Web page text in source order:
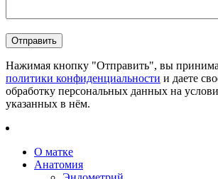
Нажимая кнопку "Отправить", вы
политики конфиденциальности и даете
обработку персональных данных на
указанных в нём.
О матке
Анатомия